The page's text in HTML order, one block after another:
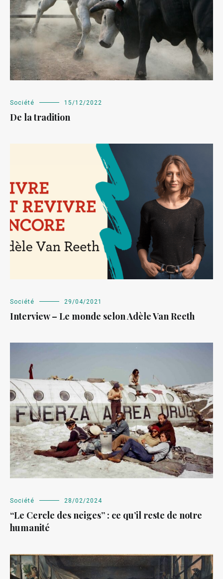
Société 15/12/2022
De la tradition
Société 29/04/2021
Interview – Le monde selon Adèle Van Reeth
Société 28/02/2024
“Le Cercle des neiges” : ce qu’il reste de notre
humanité